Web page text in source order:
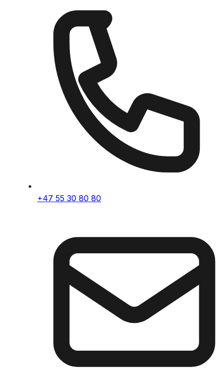
+47 55 30 80 80